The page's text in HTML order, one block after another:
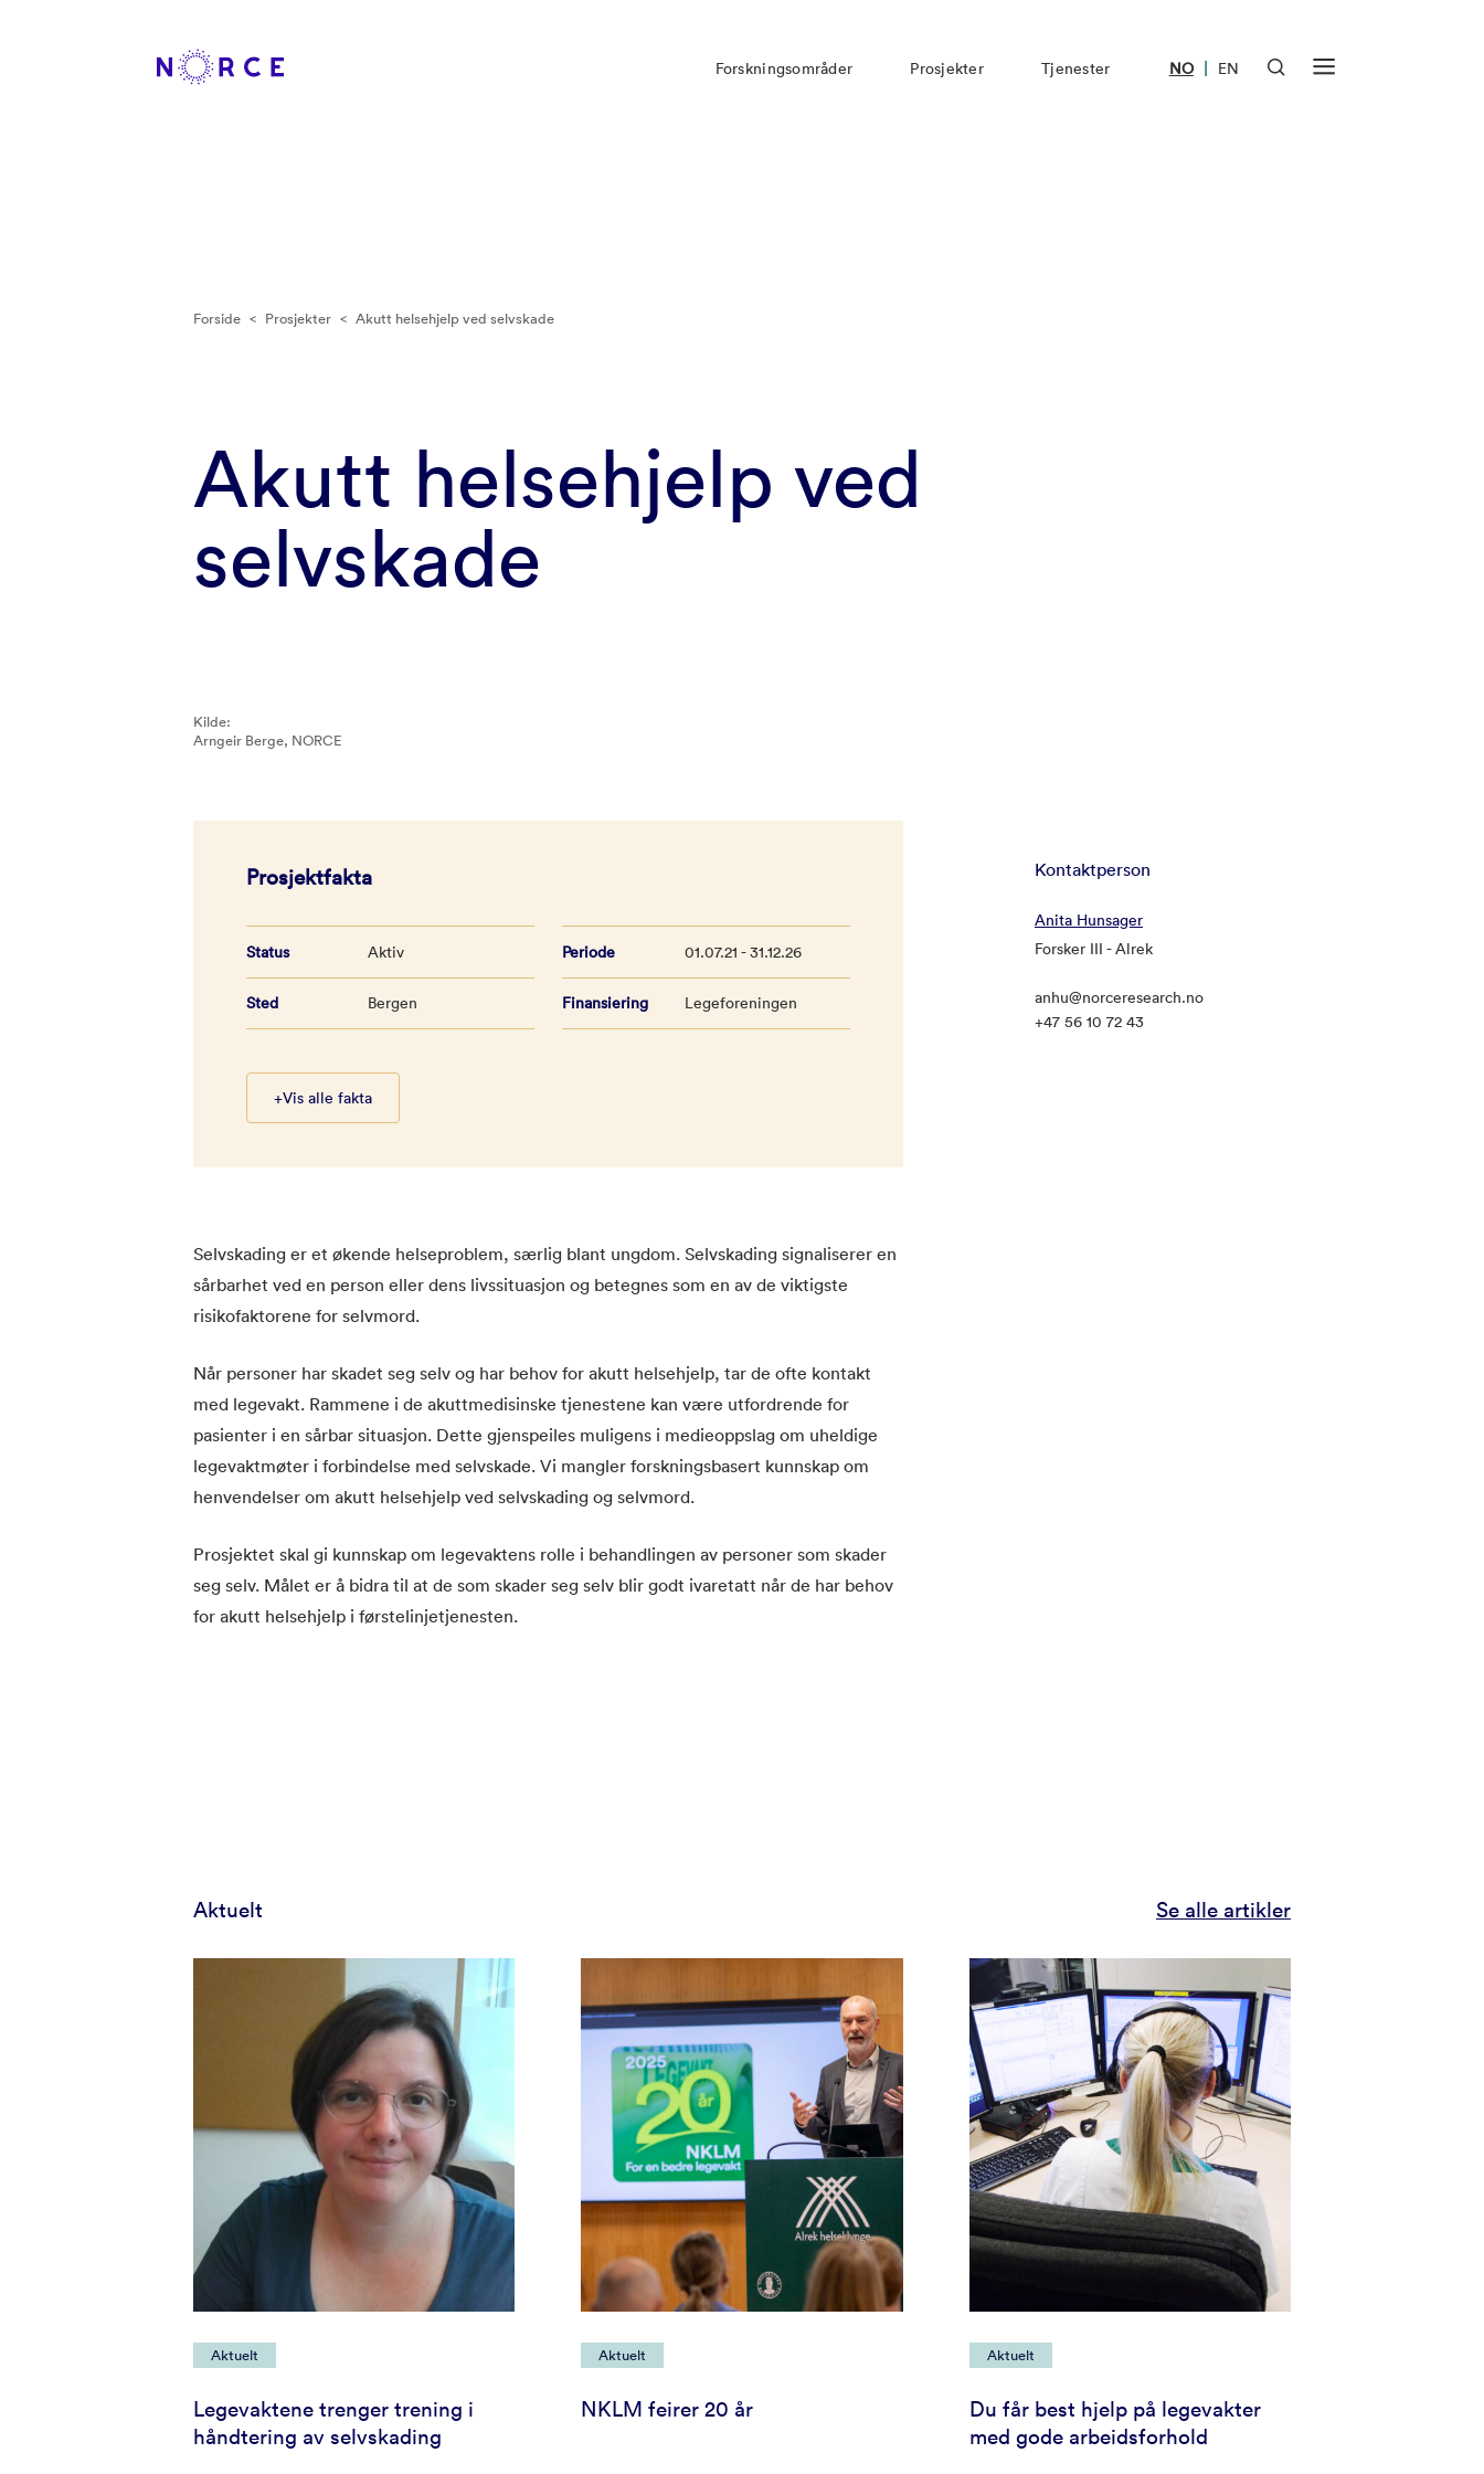
Forskningsområder Prosjekter Tjenester NO | EN
Forside < Prosjekter < Akutt helsehjelp ved selvskade
Akutt helsehjelp ved
selvskade
Kilde:
Arngeir Berge, NORCE
Prosjektfakta
Status Aktiv Periode 01.07.21 - 31.12.26
Sted Bergen Finansiering Legeforeningen
+Vis alle fakta
Selvskading er et økende helseproblem, særlig blant ungdom. Selvskading signaliserer en
sårbarhet ved en person eller dens livssituasjon og betegnes som en av de viktigste
risikofaktorene for selvmord.
Når personer har skadet seg selv og har behov for akutt helsehjelp, tar de ofte kontakt
med legevakt. Rammene i de akuttmedisinske tjenestene kan være utfordrende for
pasienter i en sårbar situasjon. Dette gjenspeiles muligens i medieoppslag om uheldige
legevaktmøter i forbindelse med selvskade. Vi mangler forskningsbasert kunnskap om
henvendelser om akutt helsehjelp ved selvskading og selvmord.
Prosjektet skal gi kunnskap om legevaktens rolle i behandlingen av personer som skader
seg selv. Målet er å bidra til at de som skader seg selv blir godt ivaretatt når de har behov
for akutt helsehjelp i førstelinjetjenesten.
Kontaktperson
Anita Hunsager
Forsker III - Alrek
anhu@norceresearch.no
+47 56 10 72 43
Aktuelt Se alle artikler
Aktuelt
Legevaktene trenger trening i
håndtering av selvskading
Aktuelt
NKLM feirer 20 år
Aktuelt
Du får best hjelp på legevakter
med gode arbeidsforhold